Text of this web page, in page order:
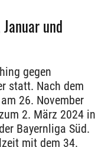
und
gegen
statt. Nach dem
26. November
2. März 2024 in
Bayernliga Süd.
mit dem 34.